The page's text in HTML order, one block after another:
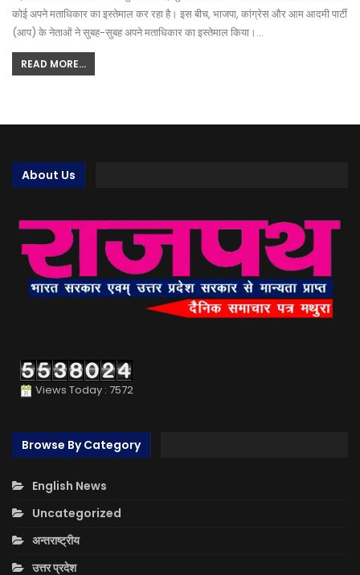
कोई अपने मताधिकार का इस्तेमाल कर रहा है। इस बीच, भाजपा, कांग्रेस और आम आदमी पार्टी
(आप) के नेताओं ने सुबह-सुबह अपने मताधिकार का इस्तेमाल किया।…
READ MORE...
About Us
Views Today : 7572
Browse By Category
English News
Uncategorized
अन्तराष्ट्रीय
उत्तर प्रदेश